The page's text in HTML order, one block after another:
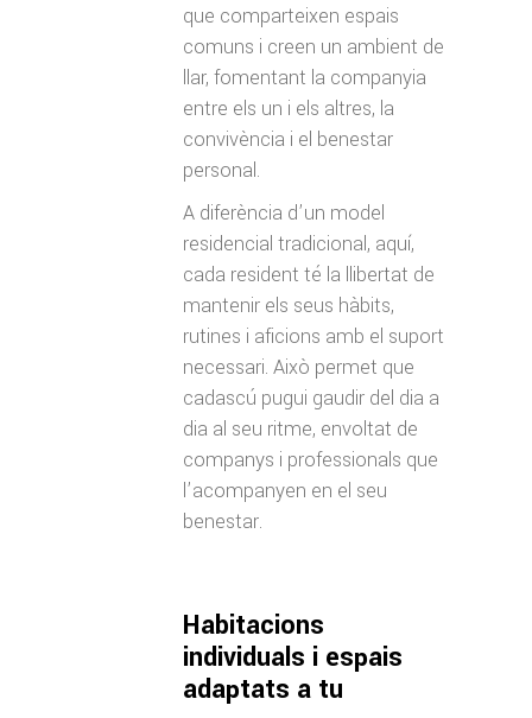
que comparteixen espais
comuns i creen un ambient de
llar, fomentant la companyia
entre els un i els altres, la
convivència i el benestar
personal.
A diferència d’un model
residencial tradicional, aquí,
cada resident té la llibertat de
mantenir els seus hàbits,
rutines i aficions amb el suport
necessari. Això permet que
cadascú pugui gaudir del dia a
dia al seu ritme, envoltat de
companys i professionals que
l’acompanyen en el seu
benestar.
Habitacions
individuals i espais
adaptats a tu